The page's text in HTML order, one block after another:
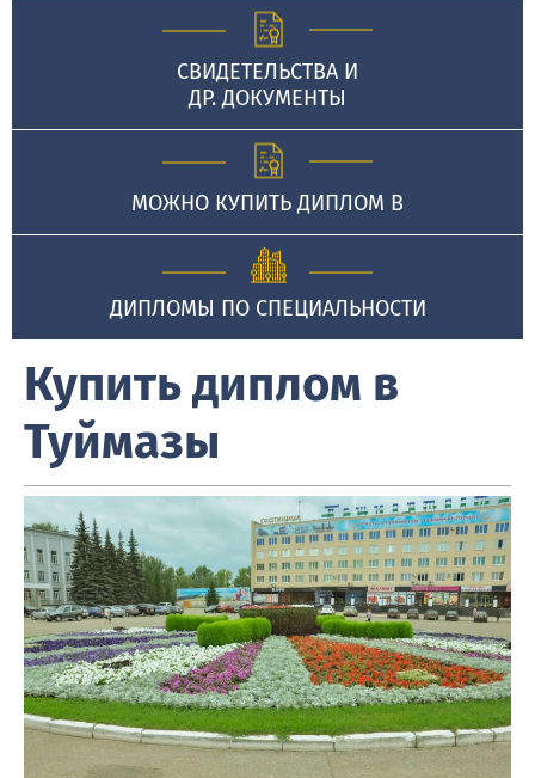
СВИДЕТЕЛЬСТВА И
ДР. ДОКУМЕНТЫ
МОЖНО КУПИТЬ ДИПЛОМ В
ДИПЛОМЫ ПО СПЕЦИАЛЬНОСТИ
Купить диплом в
Туймазы